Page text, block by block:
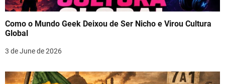
Como o Mundo Geek Deixou de Ser Nicho e Virou Cultura
Global
3 de June de 2026